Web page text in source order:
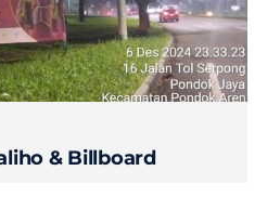
& Billboard